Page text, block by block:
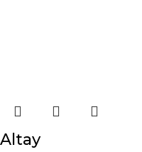
Altay